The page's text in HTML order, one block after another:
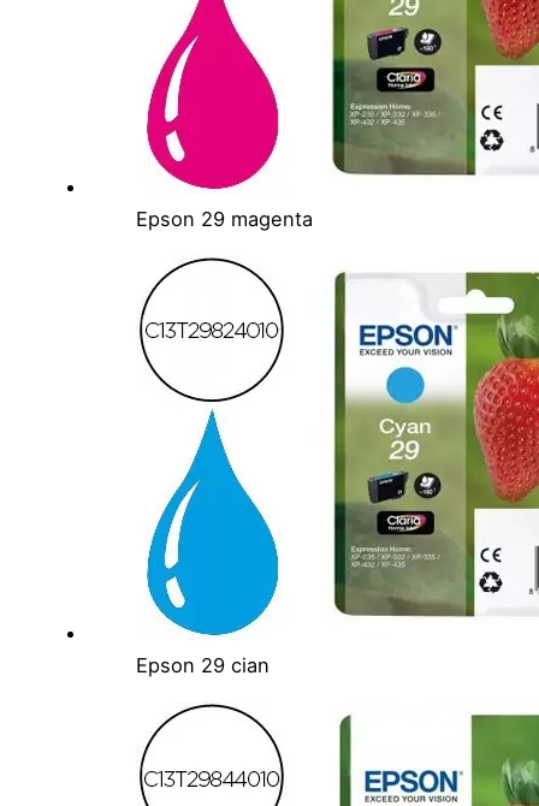
Epson 29 magenta
Epson 29 cian